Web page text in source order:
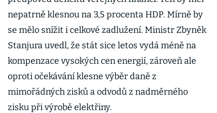
nepatrně klesnou na 3,5 procenta HDP. Mírně by
se mělo snížit i celkové zadlužení. Ministr Zbyněk
Stanjura uvedl, že stát sice letos vydá méně na
kompenzace vysokých cen energií, zároveň ale
oproti očekávání klesne výběr daně z
mimořádných zisků a odvodů z nadměrného
zisku při výrobě elektřiny.